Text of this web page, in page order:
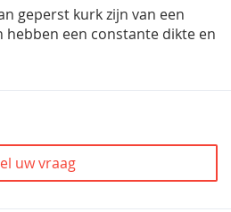
geperst kurk zijn van een
hebben een constante dikte en
uw vraag